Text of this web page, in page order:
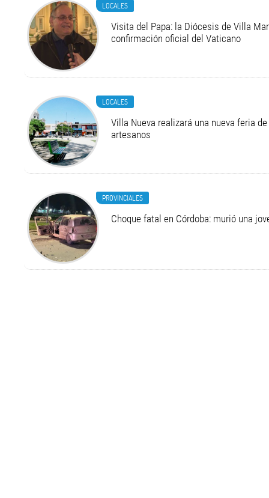
LOCALES
Visita del Papa: la Diócesis de Villa
confirmación oficial del Vaticano
LOCALES
Villa Nueva realizará una nueva feria
artesanos
PROVINCIALES
Choque fatal en Córdoba: murió una